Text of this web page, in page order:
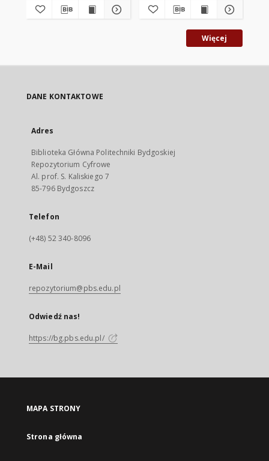
Więcej
DANE KONTAKTOWE
Adres
Biblioteka Główna Politechniki Bydgoskiej
Repozytorium Cyfrowe
Al. prof. S. Kaliskiego 7
85-796 Bydgoszcz
Telefon
(+48) 52 340-8096
E-Mail
repozytorium@pbs.edu.pl
Odwiedź nas!
https://bg.pbs.edu.pl/
MAPA STRONY
Strona główna